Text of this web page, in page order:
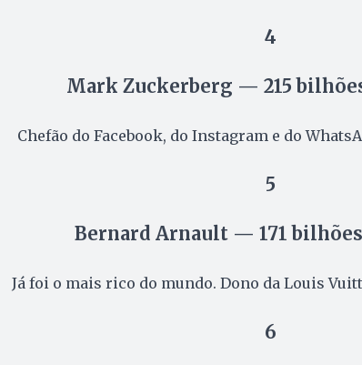
4
Mark Zuckerberg — 215
Chefão do Facebook, do Instagram e do
5
Bernard Arnault — 171
Já foi o mais rico do mundo. Dono da Louis
6